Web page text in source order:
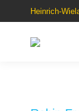
Heinrich-